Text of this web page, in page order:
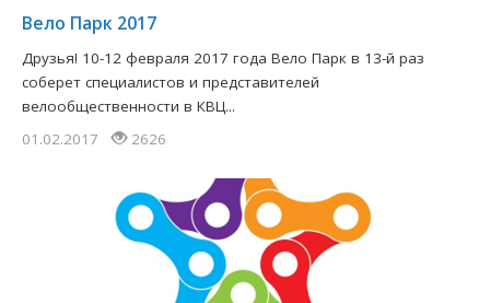
Вело Парк 2017
Друзья! 10-12 февраля 2017 года Вело Парк в 13-й раз
соберет специалистов и представителей
велообщественности в КВЦ...
01.02.2017
2626